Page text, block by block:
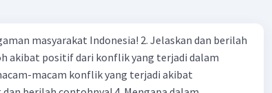
di Wilayah Asia Tenggara:
untuk menjaga stabilitas di wilayah
agar tidak terjadi pemberontakan atau
Indonesia! 2. Jelaskan dan berilah
akibat positif dari konflik yang terjadi dalam